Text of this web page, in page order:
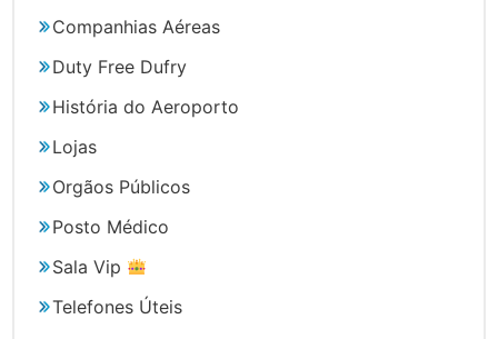
Companhias Aéreas
Duty Free Dufry
História do Aeroporto
Lojas
Orgãos Públicos
Posto Médico
Sala Vip
Telefones Úteis